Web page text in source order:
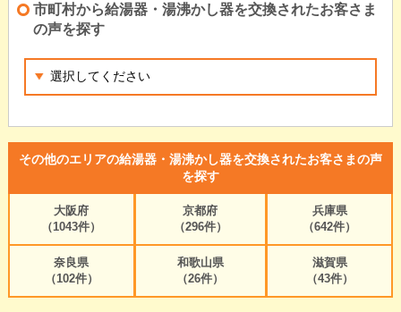
市町村から給湯器・湯沸かし器を交換されたお客さま
の声を探す
その他のエリアの給湯器・湯沸かし器を交換されたお客さまの声
を探す
大阪府
（1043件）
京都府
（296件）
兵庫県
（642件）
奈良県
（102件）
和歌山県
（26件）
滋賀県
（43件）